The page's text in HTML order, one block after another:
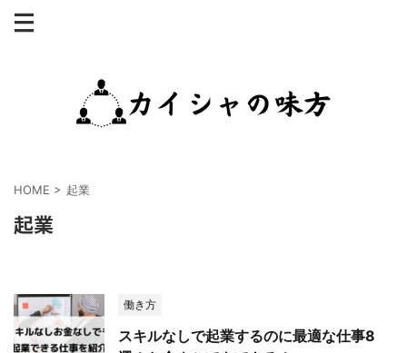
HOME > 起業
起業
働き方
スキルなしで起業するのに最適な仕事8